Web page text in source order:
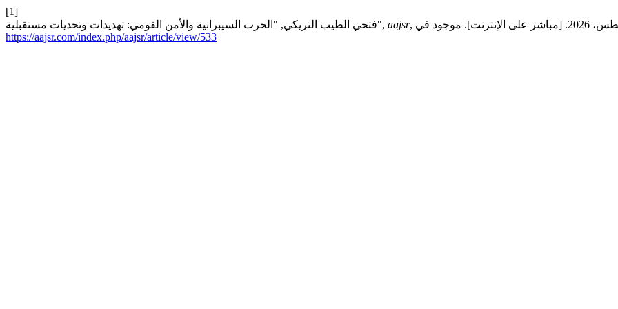
[1]
فتحي الطيب التريكي, "الحرب السيبرانية والأمن القومي: تهديدات وتحديات مستقبلية", aajsr
https://aajsr.com/index.php/aajsr/article/view/533